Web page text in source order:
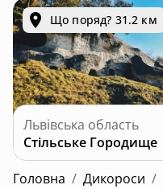
Що поряд? 31.2 км
Львівська область
Стільське Городище
Головна / Дикороси /